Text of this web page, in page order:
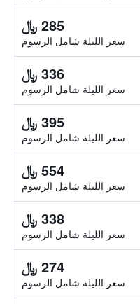
285 ﷼
سعر الليلة شامل الرسوم
336 ﷼
سعر الليلة شامل الرسوم
395 ﷼
سعر الليلة شامل الرسوم
554 ﷼
سعر الليلة شامل الرسوم
338 ﷼
سعر الليلة شامل الرسوم
274 ﷼
سعر الليلة شامل الرسوم